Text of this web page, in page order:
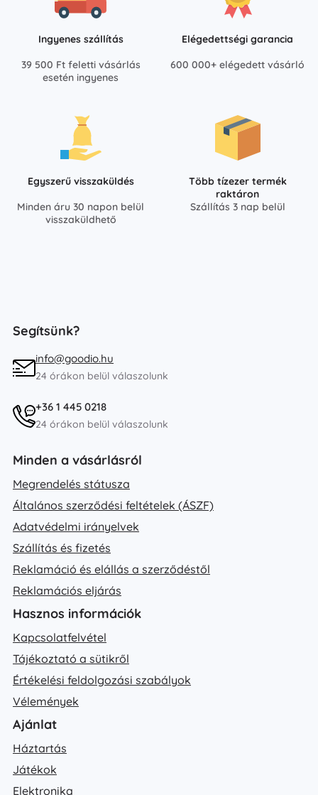
Ingyenes szállítás
39 500 Ft feletti vásárlás
esetén ingyenes
Elégedettségi garancia
600 000+ elégedett vásárló
Egyszerű visszaküldés
Minden áru 30 napon belül
visszaküldhető
Több tízezer termék
raktáron
Szállítás 3 nap belül
Segítsünk?
info@goodio.hu
24 órákon belül válaszolunk
+36 1 445 0218
24 órákon belül válaszolunk
Minden a vásárlásról
Megrendelés státusza
Általános szerződési feltételek (ÁSZF)
Adatvédelmi irányelvek
Szállítás és fizetés
Reklamáció és elállás a szerződéstől
Reklamációs eljárás
Hasznos információk
Kapcsolatfelvétel
Tájékoztató a sütikről
Értékelési feldolgozási szabályok
Vélemények
Ajánlat
Háztartás
Játékok
Elektronika